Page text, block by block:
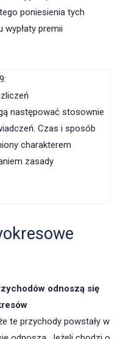
poniesienia tych
wypłaty premii
następować stosownie
Czas i sposób
charakterem
zasady
odnoszą się
te przychody powstały w